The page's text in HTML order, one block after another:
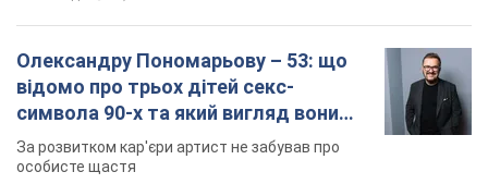
Якою була оригінальна версія гімну України та
чому її боялася Російська імперія: про це не